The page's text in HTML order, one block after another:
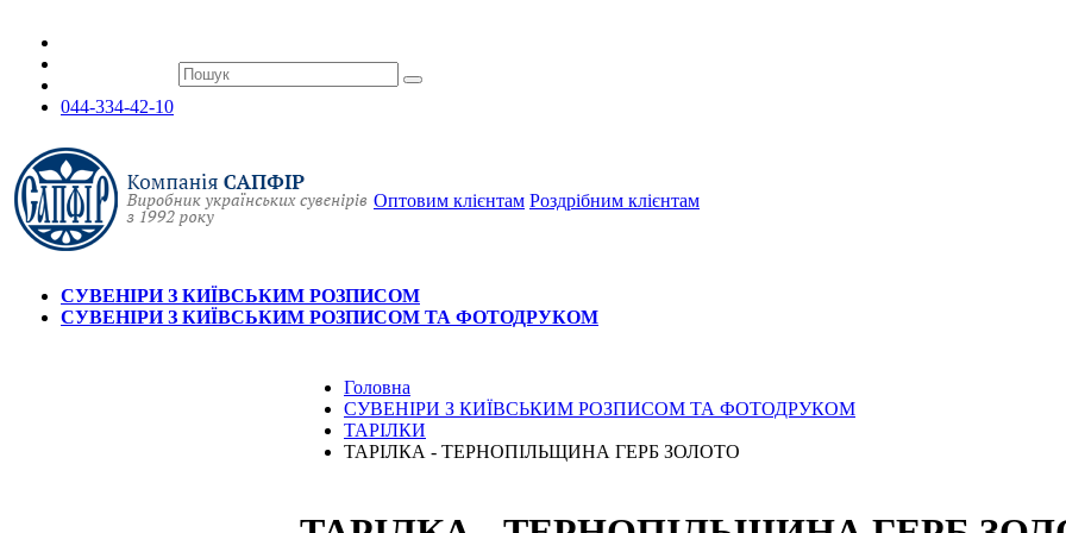
044-334-42-10
Оптовим клієнтам Роздрібним клієнтам
СУВЕНІРИ З КИЇВСЬКИМ РОЗПИСОМ
СУВЕНІРИ З КИЇВСЬКИМ РОЗПИСОМ ТА ФОТОДРУКОМ
Головна
СУВЕНІРИ З КИЇВСЬКИМ РОЗПИСОМ ТА ФОТОДРУКОМ
ТАРІЛКИ
ТАРІЛКА - ТЕРНОПІЛЬЩИНА ГЕРБ ЗОЛОТО